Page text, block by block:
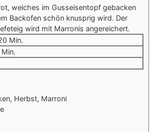
welches im Gusseisentopf gebacken
Backofen schön knusprig wird. Der
wird mit Marronis angereichert.
Minuten
Min.
Min.
Herbst, Marroni